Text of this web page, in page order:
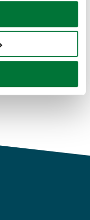
geográfica
activamente
(huellas
se procesan sus
sitio web con
publicidad y análisis